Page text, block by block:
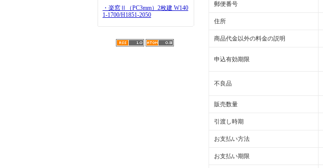
・楽窓Ⅱ（PC3mm）2枚建 W140
1-1700/H1851-2050
郵便番号
住所
商品代金以外の料金の説明
申込有効期限
不良品
販売数量
引渡し時期
お支払い方法
お支払い期限